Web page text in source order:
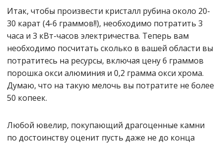
Итак, чтобы произвести кристалл рубина около 20-
30 карат (4-6 граммов!!), необходимо потратить 3
часа и 3 кВт-часов электричества. Теперь вам
необходимо посчитать сколько в вашей области вы
потратитесь на ресурсы, включая цену 6 граммов
порошка окси алюминия и 0,2 грамма окси хрома.
Думаю, что на такую мелочь вы потратите не более
50 копеек.
Любой ювелир, покупающий драгоценные камни
по достоинству оценит пусть даже не до конца